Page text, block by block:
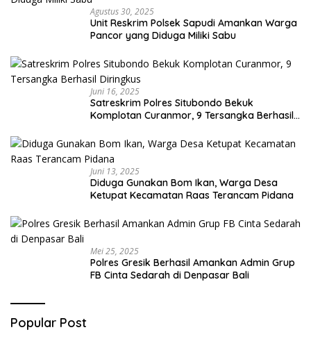
Agustus 30, 2025
Unit Reskrim Polsek Sapudi Amankan Warga
Pancor yang Diduga Miliki Sabu
Juni 16, 2025
Satreskrim Polres Situbondo Bekuk
Komplotan Curanmor, 9 Tersangka Berhasil
Juni 13, 2025
Diduga Gunakan Bom Ikan, Warga Desa
Ketupat Kecamatan Raas Terancam Pidana
Mei 25, 2025
Polres Gresik Berhasil Amankan Admin Grup
FB Cinta Sedarah di Denpasar Bali
Popular Post